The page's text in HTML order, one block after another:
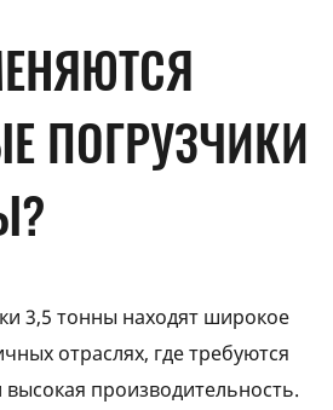
ПОГРУЗЧИКИ
3,5 тонны находят широкое
отраслях, где требуются
производительность.